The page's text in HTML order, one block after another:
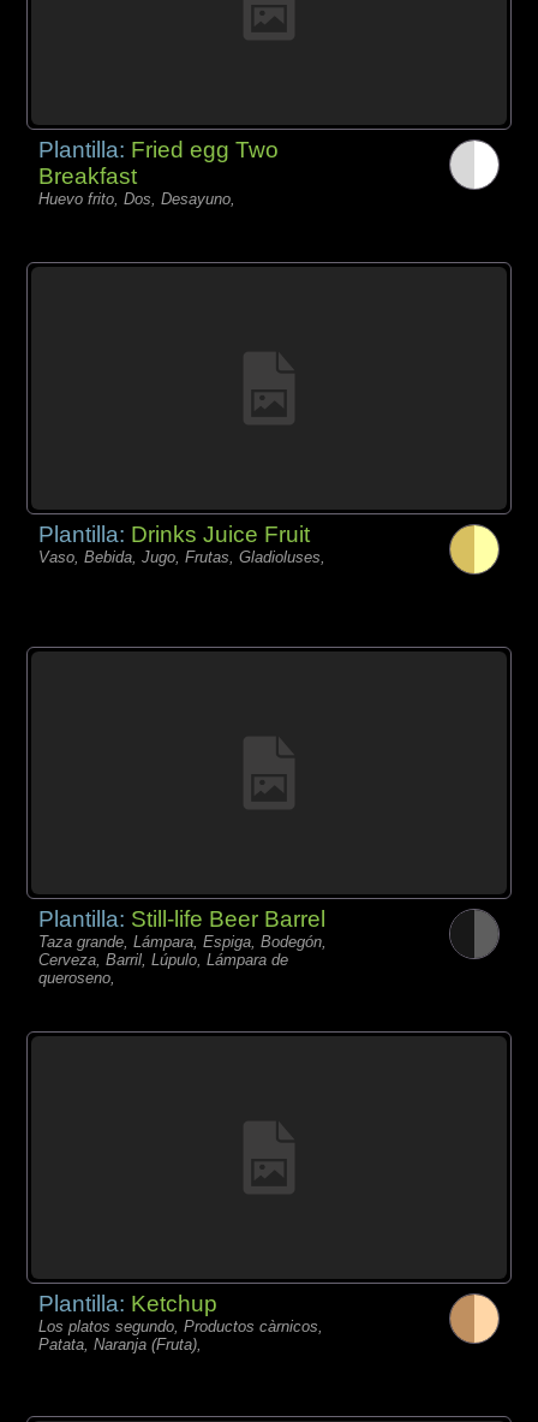
Plantilla: Fried egg Two
Breakfast
Huevo frito, Dos, Desayuno,
Plantilla: Drinks Juice Fruit
Vaso, Bebida, Jugo, Frutas, Gladioluses,
Plantilla: Still-life Beer Barrel
Taza grande, Lámpara, Espiga, Bodegón,
Cerveza, Barril, Lúpulo, Lámpara de
queroseno,
Plantilla: Ketchup
Los platos segundo, Productos càrnicos,
Patata, Naranja (Fruta),